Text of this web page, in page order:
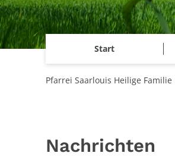
Start
Pfarrei Saarlouis Heilige Familie
Nachrichten